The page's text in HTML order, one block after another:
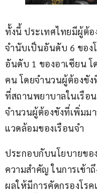
ทั้งนี้ ประเทศไทยมีผู้ต้อ
จำนับเป็นอันดับ 6 ของ
อันดับ 1 ของอาเซียน
คน โดยจำนวนผู้ต้องขั
ที่สถานพยาบาลในเรือ
จำนวนผู้ต้องขังที่เพิ่มม
แวดล้อมของเรือนจำ
ประกอบกับนโยบายข
ความสำคัญ ในการเข้า
ผลให้มีการคัดกรองโร